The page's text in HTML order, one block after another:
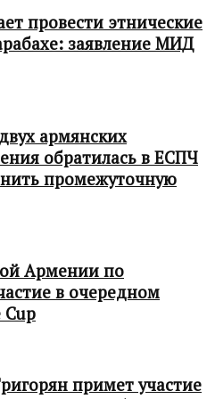
провести этнические
заявление МИД
армянских
обратилась в ЕСПЧ
промежуточную
Армении по
в очередном
Cup
примет участие